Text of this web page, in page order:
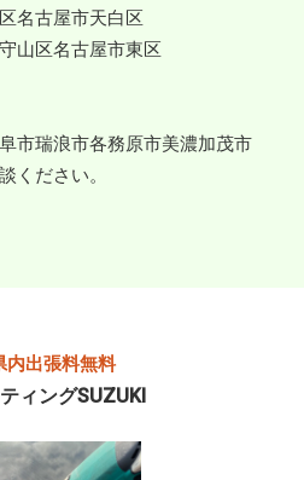
名古屋市天白区
山区名古屋市東区
市瑞浪市各務原市美濃加茂市
ください。
内出張料無料
ィングSUZUKI